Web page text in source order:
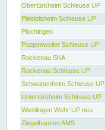
Obertürkheim Schleuse UP
Pleidelsheim Schleuse UP
Plochingen
Poppenweiler Schleuse UP
Rockenau SKA
Rockenau Schleuse UP
Schwabenheim Schleuse UP
Untertürkheim Schleuse UP
Wieblingen Wehr UP neu
Ziegelhausen AMS